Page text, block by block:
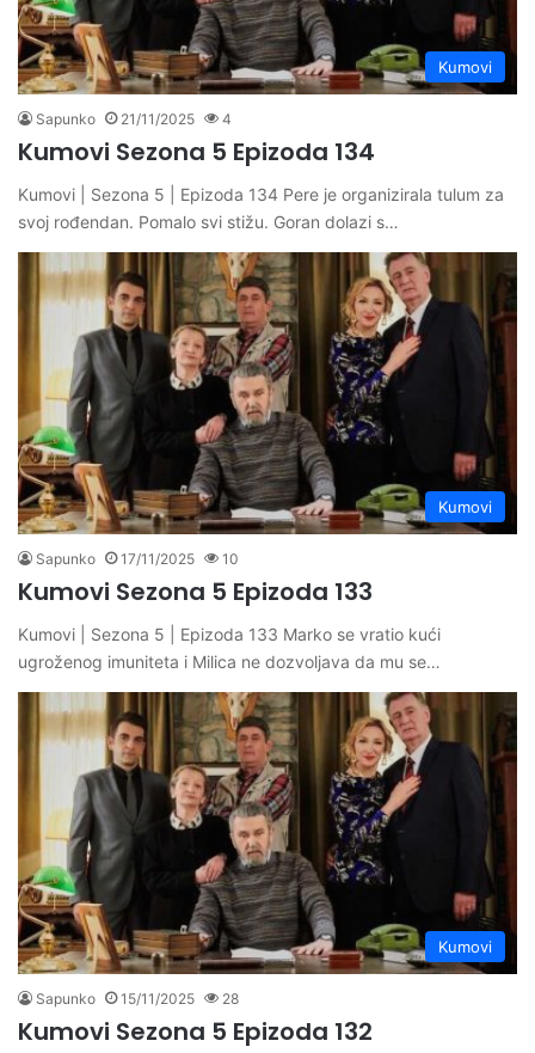
Kumovi
Sapunko 21/11/2025 4
Kumovi Sezona 5 Epizoda 134
Kumovi | Sezona 5 | Epizoda 134 Pere je organizirala tulum za
svoj rođendan. Pomalo svi stižu. Goran dolazi s…
Kumovi
Sapunko 17/11/2025 10
Kumovi Sezona 5 Epizoda 133
Kumovi | Sezona 5 | Epizoda 133 Marko se vratio kući
ugroženog imuniteta i Milica ne dozvoljava da mu se…
Kumovi
Sapunko 15/11/2025 28
Kumovi Sezona 5 Epizoda 132